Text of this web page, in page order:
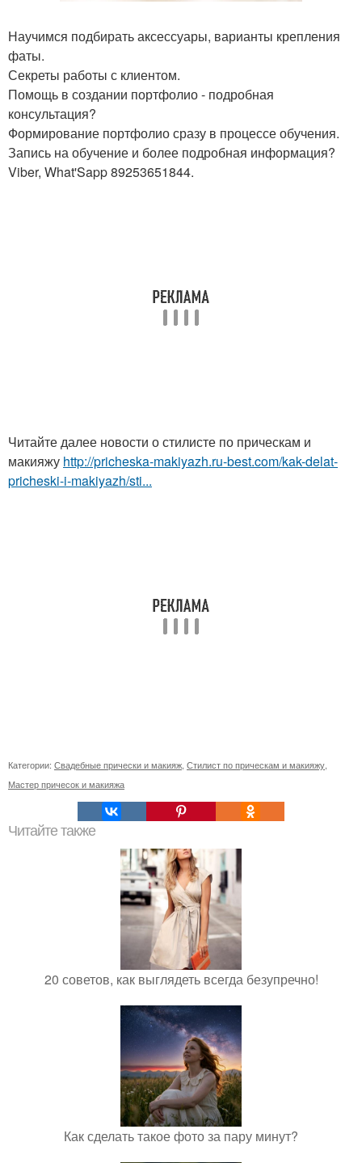
Научимся подбирать аксессуары, варианты крепления
фаты.
Секреты работы с клиентом.
Помощь в создании портфолио - подробная
консультация?
Формирование портфолио сразу в процессе обучения.
Запись на обучение и более подробная информация?
Viber, What'Sapp 89253651844.
Читайте далее новости о стилисте по прическам и
макияжу http://pricheska-makiyazh.ru-best.com/kak-delat-
pricheski-i-makiyazh/sti...
Категории: Свадебные прически и макияж, Стилист по прическам и макияжу,
Мастер причесок и макияжа
Читайте также
20 советов, как выглядеть всегда безупречно!
Как сделать такое фото за пару минут?